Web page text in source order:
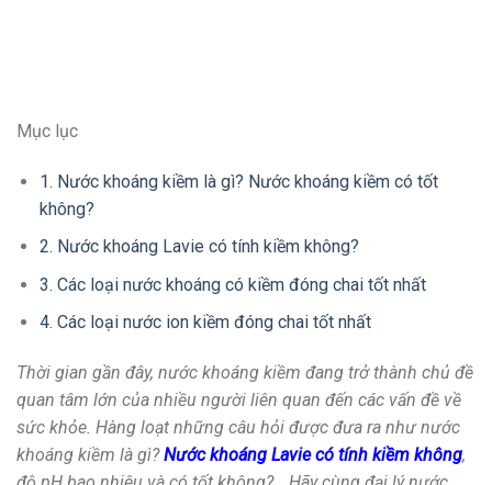
Mục lục
1. Nước khoáng kiềm là gì? Nước khoáng kiềm có tốt
không?
2. Nước khoáng Lavie có tính kiềm không?
3. Các loại nước khoáng có kiềm đóng chai tốt nhất
4. Các loại nước ion kiềm đóng chai tốt nhất
Thời gian gần đây, nước khoáng kiềm đang trở thành chủ đề
quan tâm lớn của nhiều người liên quan đến các vấn đề về
sức khỏe. Hàng loạt những câu hỏi được đưa ra như nước
khoáng kiềm là gì?Nước khoáng Lavie có tính kiềm không,